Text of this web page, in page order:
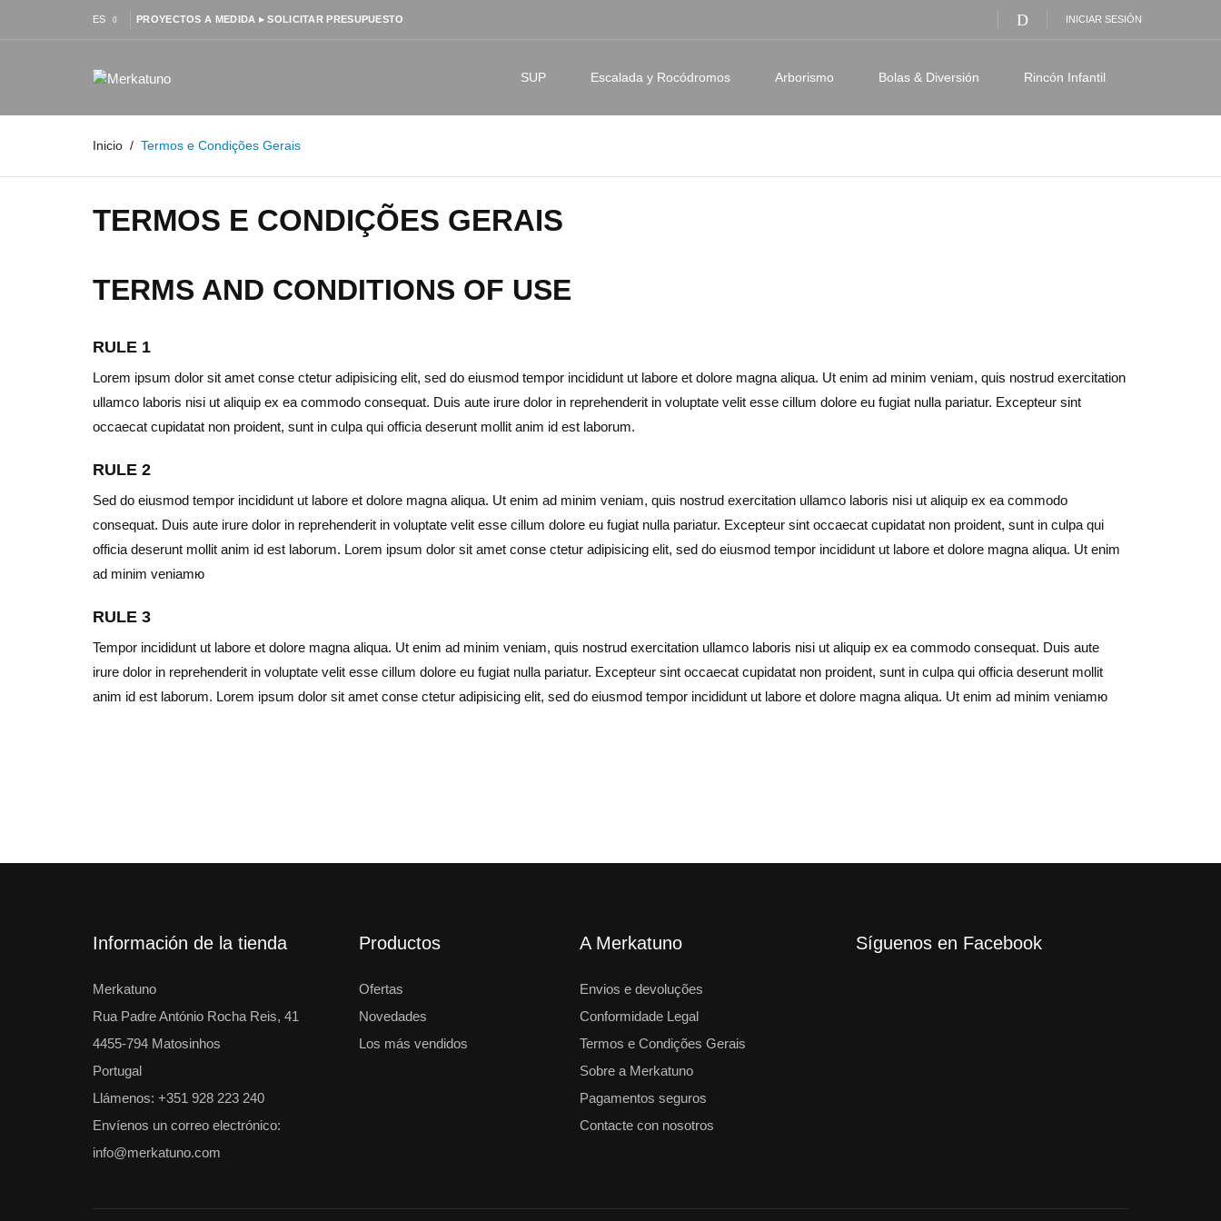
ES PROYECTOS A MEDIDA ▸ SOLICITAR PRESUPUESTO INICIAR SESIÓN
SUP Escalada y Rocódromos Arborismo Bolas & Diversión Rincón Infantil
Inicio Termos e Condições Gerais
TERMOS E CONDIÇÕES GERAIS
TERMS AND CONDITIONS OF USE
RULE 1
Lorem ipsum dolor sit amet conse ctetur adipisicing elit, sed do eiusmod tempor incididunt ut labore et dolore magna aliqua. Ut enim ad minim veniam, quis nostrud exercitation
ullamco laboris nisi ut aliquip ex ea commodo consequat. Duis aute irure dolor in reprehenderit in voluptate velit esse cillum dolore eu fugiat nulla pariatur. Excepteur sint
occaecat cupidatat non proident, sunt in culpa qui officia deserunt mollit anim id est laborum.
RULE 2
Sed do eiusmod tempor incididunt ut labore et dolore magna aliqua. Ut enim ad minim veniam, quis nostrud exercitation ullamco laboris nisi ut aliquip ex ea commodo
consequat. Duis aute irure dolor in reprehenderit in voluptate velit esse cillum dolore eu fugiat nulla pariatur. Excepteur sint occaecat cupidatat non proident, sunt in culpa qui
officia deserunt mollit anim id est laborum. Lorem ipsum dolor sit amet conse ctetur adipisicing elit, sed do eiusmod tempor incididunt ut labore et dolore magna aliqua. Ut enim
ad minim veniamю
RULE 3
Tempor incididunt ut labore et dolore magna aliqua. Ut enim ad minim veniam, quis nostrud exercitation ullamco laboris nisi ut aliquip ex ea commodo consequat. Duis aute
irure dolor in reprehenderit in voluptate velit esse cillum dolore eu fugiat nulla pariatur. Excepteur sint occaecat cupidatat non proident, sunt in culpa qui officia deserunt mollit
anim id est laborum. Lorem ipsum dolor sit amet conse ctetur adipisicing elit, sed do eiusmod tempor incididunt ut labore et dolore magna aliqua. Ut enim ad minim veniamю
Información de la tienda
Merkatuno
Rua Padre António Rocha Reis, 41
4455-794 Matosinhos
Portugal
Llámenos: +351 928 223 240
Envíenos un correo electrónico:
info@merkatuno.com
Productos
Ofertas
Novedades
Los más vendidos
A Merkatuno
Envios e devoluções
Conformidade Legal
Termos e Condições Gerais
Sobre a Merkatuno
Pagamentos seguros
Contacte con nosotros
Síguenos en Facebook